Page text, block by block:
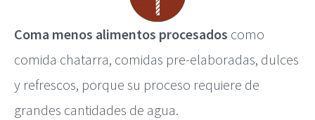
Coma menos alimentos procesados como
comida chatarra, comidas pre-elaboradas, dulces
y refrescos, porque su proceso requiere de
grandes cantidades de agua.